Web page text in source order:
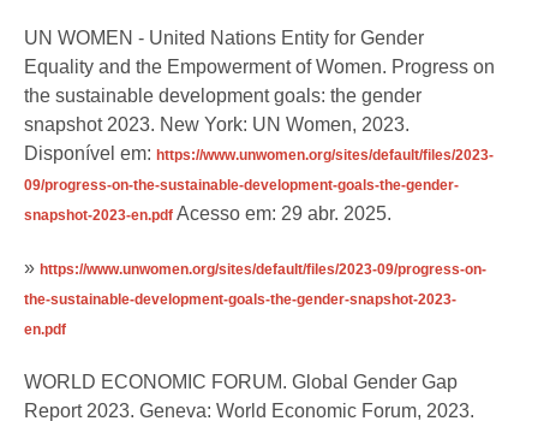
UN WOMEN - United Nations Entity for Gender
Equality and the Empowerment of Women. Progress on
the sustainable development goals: the gender
snapshot 2023. New York: UN Women, 2023.
Disponível em: https://www.unwomen.org/sites/default/files/2023-
09/progress-on-the-sustainable-development-goals-the-gender-
snapshot-2023-en.pdf Acesso em: 29 abr. 2025.
» https://www.unwomen.org/sites/default/files/2023-09/progress-on-
the-sustainable-development-goals-the-gender-snapshot-2023-
en.pdf
WORLD ECONOMIC FORUM. Global Gender Gap
Report 2023. Geneva: World Economic Forum, 2023.